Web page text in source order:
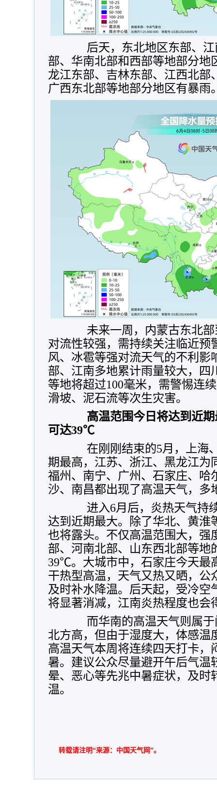
后天， 东北地区东部、
部、华南北部和西部等地部分地
龙江东部、吉林东部、江西北部
广西东北部等地部分地区有暴雨
未来一周，内蒙古东北部
对流性较强，需持续关注临近预
风、冰雹等强对流天气的不利影
部、江南多地累计雨量较大，四
等地将超过100毫米，需警惕连
滑坡、泥石流等次生灾害。
高温范围今日将达到近
可达39℃
在刚刚结束的5月，上海
期最高，江苏、浙江、黑龙江为
福州、南宁、广州、石家庄、哈
沙、南昌都出现了高温天气，多
进入6月后，炎热天气持
达到近期最大。除了华北、黄淮
也将露头。不仅高温范围大，强
部、河南北部、山东西北部等地
39℃。大城市中，石家庄今天最
干热型高温，天气又热又晒，公
及时补水降温。后天起，受冷空
将显著消减，江南炎热程度也会
而华南的高温天气则属于
北方高，但由于湿度大，体感温
高温天气本周将连续四天打卡，
暑。建议公众尽量避开午后气温
晕、恶心等先兆中暑症状，及时
温。
转载请注明“来源：中国天气网”。